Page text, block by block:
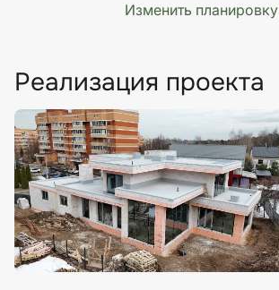
Изменить планировку
Реализация проекта